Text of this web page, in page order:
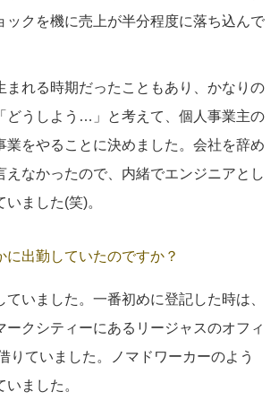
ックを機に売上が半分程度に落ち込んで
まれる時期だったこともあり、かなりの
どうしよう…」と考えて、個人事業主の
業をやることに決めました。会社を辞め
えなかったので、内緒でエンジニアとし
ました(笑)。
に出勤していたのですか？
ていました。一番初めに登記した時は、
ークシティーにあるリージャスのオフィ
りていました。ノマドワーカーのよう
ました。